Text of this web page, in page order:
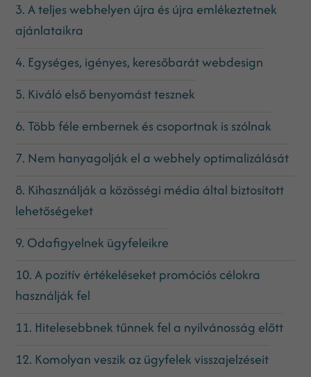
3. A teljes webhelyen újra és újra emlékeztetnek
ajánlataikra
4. Egységes, igényes, keresőbarát webdesign
5. Kiváló első benyomást tesznek
6. Több féle embernek és csoportnak is szólnak
7. Nem hanyagolják el a webhely optimalizálását
8. Kihasználják a közösségi média által biztosított
lehetőségeket
9. Odafigyelnek ügyfeleikre
10. A pozitív értékeléseket promóciós célokra
használják fel
11. Hitelesebbnek tűnnek fel a nyilvánosság előtt
12. Komolyan veszik az ügyfelek visszajelzéseit